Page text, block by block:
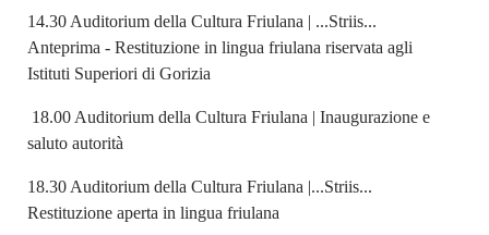
14.30 Auditorium della Cultura Friulana | ...Striis...
Anteprima - Restituzione in lingua friulana riservata agli
Istituti Superiori di Gorizia
18.00 Auditorium della Cultura Friulana | Inaugurazione e
saluto autorità
18.30 Auditorium della Cultura Friulana |...Striis...
Restituzione aperta in lingua friulana